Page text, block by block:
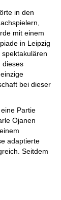
in den
mit einem
in Leipzig
dieses
bei dieser
Partie
Ojanen
adaptierte
Seitdem